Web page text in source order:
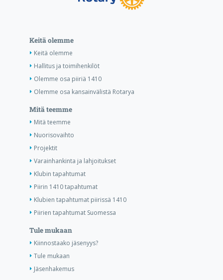
Keitä olemme
Keitä olemme
Hallitus ja toimihenkilöt
Olemme osa piiriä 1410
Olemme osa kansainvälistä Rotarya
Mitä teemme
Mitä teemme
Nuorisovaihto
Projektit
Varainhankinta ja lahjoitukset
Klubin tapahtumat
Piirin 1410 tapahtumat
Klubien tapahtumat piirissä 1410
Piirien tapahtumat Suomessa
Tule mukaan
Kiinnostaako jäsenyys?
Tule mukaan
Jäsenhakemus